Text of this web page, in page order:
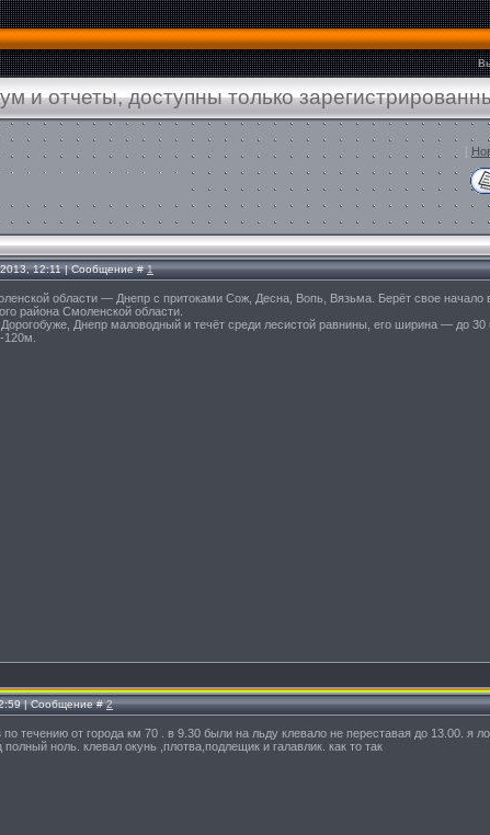
и отчеты, доступны только
[
12:11 | Сообщение #1
области — Днепр с притоками Сож, Десна, Вопь, Вязьма. Берёт свое начало
района Смоленской области.
Дорогобуже, Днепр маловодный и течёт среди лесистой равнины, его ширина — до
| Сообщение #2
течению от города км 70 . в 9.30 были на льду клевало не переставая до 13.00. я
ноль. клевал окунь ,плотва,подлещик и галавлик. как то так